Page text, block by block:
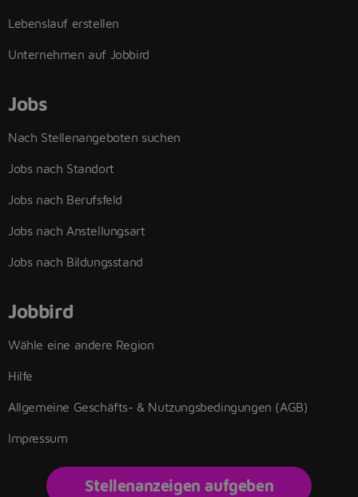
Lebenslauf erstellen
Unternehmen auf Jobbird
Jobs
Nach Stellenangeboten suchen
Jobs nach Standort
Jobs nach Berufsfeld
Jobs nach Anstellungsart
Jobs nach Bildungsstand
Jobbird
Wähle eine andere Region
Hilfe
Allgemeine Geschäfts- & Nutzungsbedingungen (AGB)
Impressum
Stellenanzeigen aufgeben